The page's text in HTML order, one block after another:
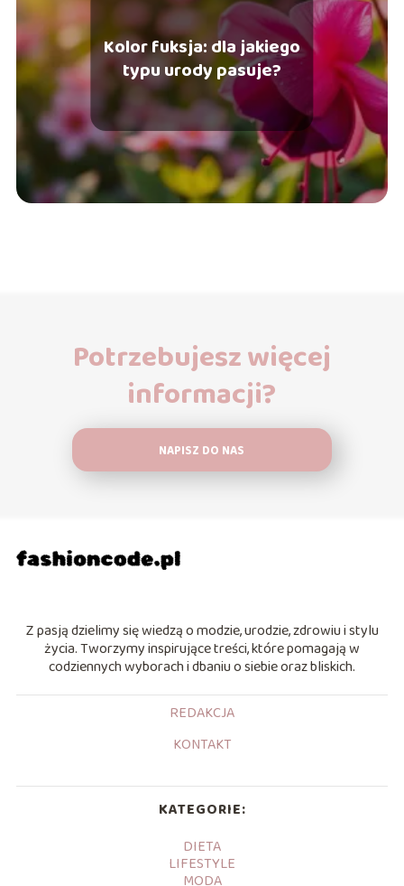
Kolor fuksja: dla jakiego
typu urody pasuje?
Potrzebujesz więcej
informacji?
NAPISZ DO NAS
Z pasją dzielimy się wiedzą o modzie, urodzie, zdrowiu i stylu
życia. Tworzymy inspirujące treści, które pomagają w
codziennych wyborach i dbaniu o siebie oraz bliskich.
REDAKCJA
KONTAKT
KATEGORIE:
DIETA
LIFESTYLE
MODA